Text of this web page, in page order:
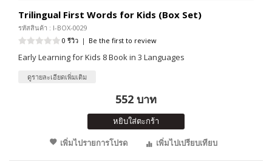
Trilingual First Words for Kids (Box Set)
รหัสสินค้า : I-BOX-0029
0 รีวิว | Be the first to review
Early Learning for Kids 8 Book in 3 Languages
ดูรายละเอียดเพิ่มเติม
552 บาท
หยิบใส่ตะกร้า
เพิ่มไปรายการโปรด
เพิ่มไปเปรียบเทียบ